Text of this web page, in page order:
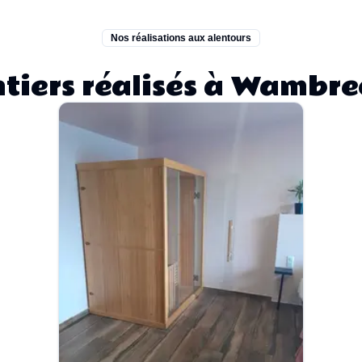
Nos réalisations aux alentours
réalisés à